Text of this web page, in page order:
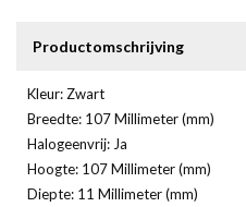
Productomschrijving
Kleur: Zwart
Breedte: 107 Millimeter (mm)
Halogeenvrij: Ja
Hoogte: 107 Millimeter (mm)
Diepte: 11 Millimeter (mm)